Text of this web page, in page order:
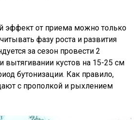
эффект от приема можно только
фазу роста и развития
за сезон провести 2
вытягивании кустов на 15-25 см
бутонизации. Как правило,
с прополкой и рыхлением